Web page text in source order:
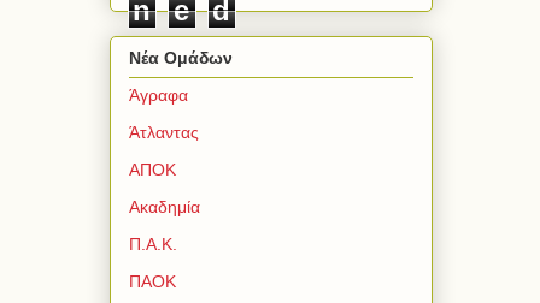
n
e d
Νέα Ομάδων
Άγραφα
Άτλαντας
ΑΠΟΚ
Ακαδημία
Π.Α.Κ.
ΠΑΟΚ